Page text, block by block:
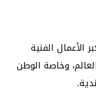
الأعمال الفنية
وخاصة الوطن